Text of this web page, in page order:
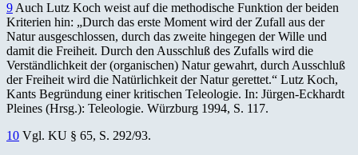
9 Auch Lutz Koch weist auf die methodische Funktion der beiden
Kriterien hin: „Durch das erste Moment wird der Zufall aus der
Natur ausgeschlossen, durch das zweite hingegen der Wille und
damit die Freiheit. Durch den Ausschluß des Zufalls wird die
Verständlichkeit der (organischen) Natur gewahrt, durch Ausschluß
der Freiheit wird die Natürlichkeit der Natur gerettet.“ Lutz Koch,
Kants Begründung einer kritischen Teleologie. In: Jürgen-Eckhardt
Pleines (Hrsg.): Teleologie. Würzburg 1994, S. 117.
10 Vgl. KU § 65, S. 292/93.